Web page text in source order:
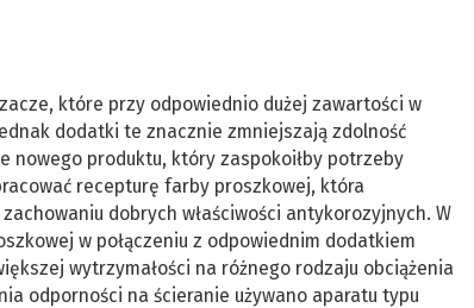
które przy odpowiednio dużej zawartości w
dodatki te znacznie zmniejszają zdolność
nowego produktu, który zaspokoiłby potrzeby
recepturę farby proszkowej, która
dobrych właściwości antykorozyjnych. W
w połączeniu z odpowiednim dodatkiem
wytrzymałości na różnego rodzaju obciążenia
odporności na ścieranie używano aparatu typu